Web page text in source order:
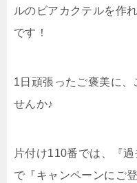
ルのビアカクテルを作
です！
1日頑張ったご褒美に、
せんか♪
片付け110番では、『
で『キャンペーンにご